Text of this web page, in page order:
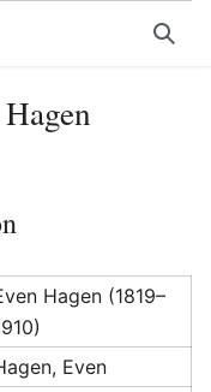
Søk
Hagen (1819–
Even